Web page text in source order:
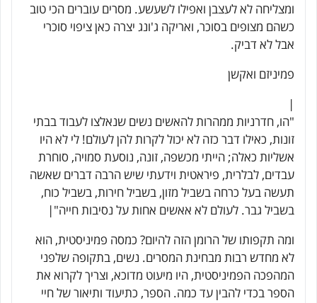
ומצליחה לא לעצבן ואפילו לשעשע. מסרים עוברים הכי טוב
כשהם מצופים בסוכר, ואריקה ג'ונג יצרה כאן ציפוי סוכרי
אבל לא דביק.
פמיניזם ואקשן
|
"הו, חדרניות ממהרות להאשים נשים שנאלצו לעבוד בבתי
זונות, כאילו דבר כזה לא יכול לקרות להן לעולם! לי לא היו
אשליות כאלה; הייתי מכשפה, זונה, נוסעת סמויה, סוחרת
עבדים, לבלרית, פיראטית וידעתי שיש הרבה דברים שאשה
תעשה בעל כרחה בשביל מזון, בשביל חירות, בשביל כוח,
בשביל גבר. לעולם לא אאשים אחות על נסיבות חייה"|
ומה תקפותו של הרומן הזה להיום? כמסה פמיניסטית, הוא
לא מחדש רבות מבחינת המסרים. נשים, בתקופה שלפני
המהפכה הפמיניסטית, היו מיעוט מדוכא, וצריך לקרוא את
הספר בכדי להבין עד כמה. הספר, כתיעוד ותיאור של חיי